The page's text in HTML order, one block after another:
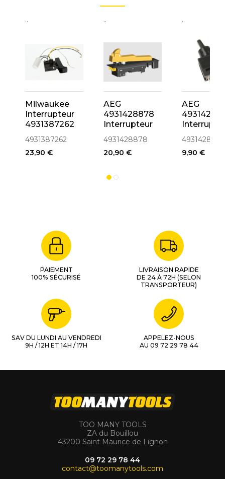
..
Milwaukee
Interrupteur
4931387262
4931387262
23,90 €
..
AEG
4931428878
Interrupteur
ø230mm
4931428878
20,90 €
..
AEG
d'angle
ø125mm
4931428762
9,90 €
PAIEMENT
100% SÉCURISÉ
LIVRAISON RAPIDE
DE 24 À 72H (SELON
TRANSPORTEUR)
SAV DU LUNDI AU VENDREDI
9H / 12H ET 14H / 17H
APPELEZ-NOUS
AU 09 72 29 78 44
TOO MANY TOOLS
ZA du Bouillou
43200 Saint Maurice de Lignon
09 72 29 78 44
contact@toomanytools.com